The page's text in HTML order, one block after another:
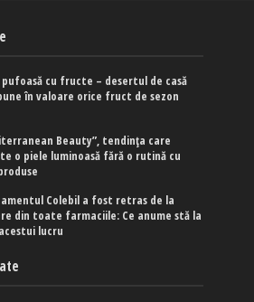
cu fructe – desertul de casă
în valoare orice fruct de sezon
Beauty”, tendința care
o piele luminoasă fără o rutină cu
Colebil a fost retras de la
din toate farmaciile: Ce anume stă la
lucru